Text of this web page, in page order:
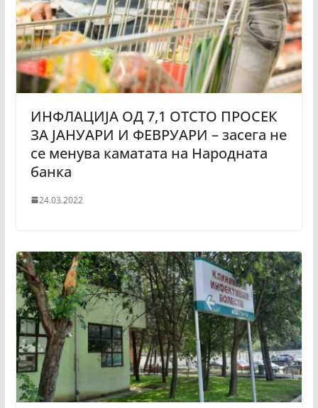
ИНФЛАЦИЈА ОД 7,1 ОТСТО ПРОСЕК
ЗА ЈАНУАРИ И ФЕВРУАРИ – засега не
се менува каматата на Народната
банка
24.03.2022